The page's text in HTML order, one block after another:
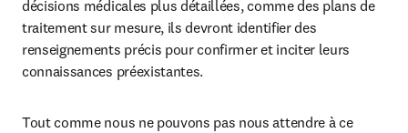
décisions médicales plus détaillées, comme des plans de
traitement sur mesure, ils devront identifier des
renseignements précis pour confirmer et inciter leurs
connaissances préexistantes.
Tout comme nous ne pouvons pas nous attendre à ce